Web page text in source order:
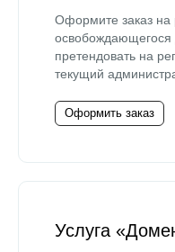
Оформите заказ на
претендовать на
текущий
Оформить заказ
Услуга